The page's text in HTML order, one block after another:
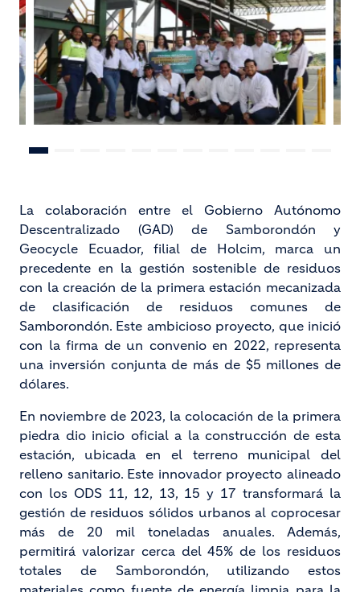
La colaboración entre el Gobierno Autónomo
Descentralizado (GAD) de Samborondón y
Geocycle Ecuador, filial de Holcim, marca un
precedente en la gestión sostenible de residuos
con la creación de la primera estación mecanizada
de clasificación de residuos comunes de
Samborondón. Este ambicioso proyecto, que inició
con la firma de un convenio en 2022, representa
una inversión conjunta de más de $5 millones de
dólares.
En noviembre de 2023, la colocación de la primera
piedra dio inicio oficial a la construcción de esta
estación, ubicada en el terreno municipal del
relleno sanitario. Este innovador proyecto alineado
con los ODS 11, 12, 13, 15 y 17 transformará la
gestión de residuos sólidos urbanos al coprocesar
más de 20 mil toneladas anuales. Además,
permitirá valorizar cerca del 45% de los residuos
totales de Samborondón, utilizando estos